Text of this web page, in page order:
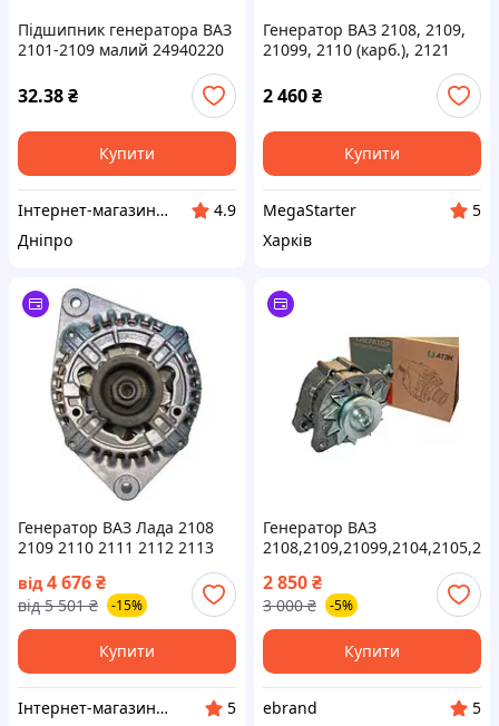
Підшипник генератора ВАЗ
2101-2109 малий 24940220
32.38₴
Купити
Інтернет-магазин запчастин SHIKOO
4.9
Дніпро
Генератор ВАЗ 2108, 2109,
21099, 2110 (карб.), 2121
2 460₴
Купити
MegaStarter
5
Харків
Генератор ВАЗ Лада 2108
2109 2110 2111 2112 2113
2114 1.5 1.6 Lada, 80 ампер
від 4 676₴
від 5 501 ₴ -15%
Купити
Інтернет-магазин автозапчастин "Aparts". Працюємо: ПН - ПТ 9:00-18:00, СБ 9:00-13:00, НД: вихідний
5
Генератор ВАЗ
2 850₴
3 000 ₴ -5%
Купити
ebrand
5